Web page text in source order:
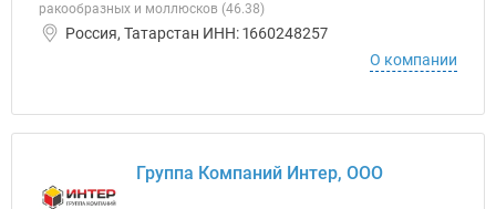
ракообразных и моллюсков (46.38)
Россия, Татарстан ИНН: 1660248257
О компании
Группа Компаний Интер, ООО